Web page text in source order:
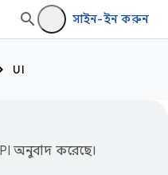
সাইন-ইন করুন
UI
অনুবাদ করেছে।